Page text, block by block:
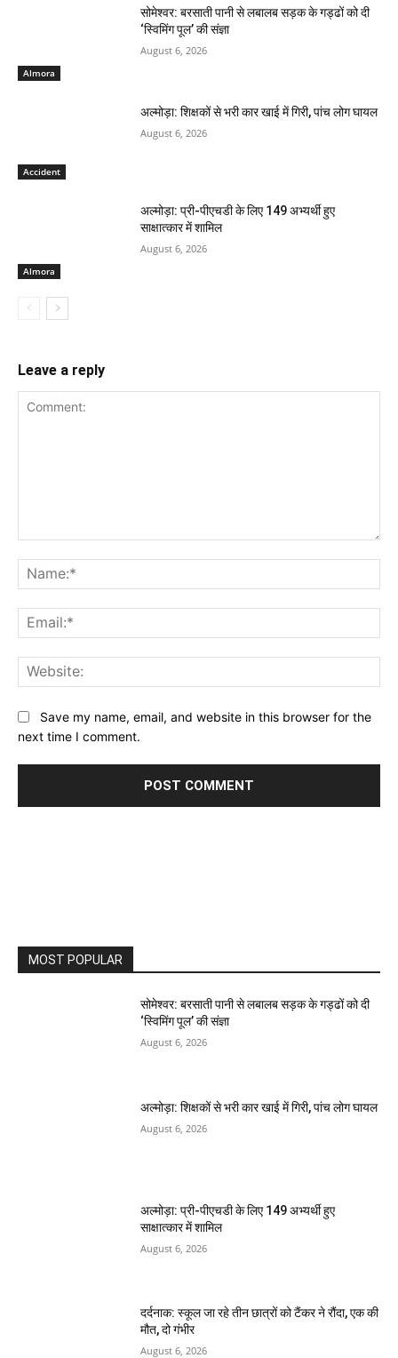
Almora
सोमेश्वर: बरसाती पानी से लबालब सड़क के गड्ढों को दी
‘स्विमिंग पूल’ की संज्ञा
August 6, 2026
Accident
अल्मोड़ा: शिक्षकों से भरी कार खाई में गिरी, पांच लोग घायल
August 6, 2026
Almora
अल्मोड़ा: प्री-पीएचडी के लिए 149 अभ्यर्थी हुए
साक्षात्कार में शामिल
August 6, 2026
Leave a reply
Save my name, email, and website in this browser for the
next time I comment.
MOST POPULAR
सोमेश्वर: बरसाती पानी से लबालब सड़क के गड्ढों को दी
‘स्विमिंग पूल’ की संज्ञा
August 6, 2026
अल्मोड़ा: शिक्षकों से भरी कार खाई में गिरी, पांच लोग घायल
August 6, 2026
अल्मोड़ा: प्री-पीएचडी के लिए 149 अभ्यर्थी हुए
साक्षात्कार में शामिल
August 6, 2026
दर्दनाक: स्कूल जा रहे तीन छात्रों को टैंकर ने रौंदा, एक की
मौत, दो गंभीर
August 6, 2026